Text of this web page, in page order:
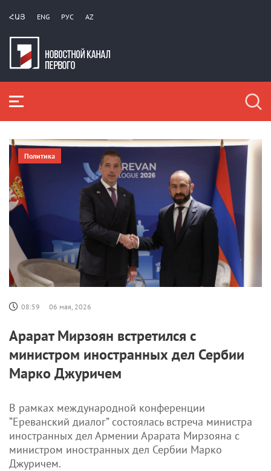
ՀԱՅ ENG РУС AZ
Политика
08:59 06 мая, 2026
Арарат Мирзоян встретился с
министром иностранных дел Сербии
Марко Джуричем
В рамках международной конференции
“Ереванский диалог” состоялась встреча министра
иностранных дел Армении Арарата Мирзояна с
министром иностранных дел Сербии Марко
Джуричем.